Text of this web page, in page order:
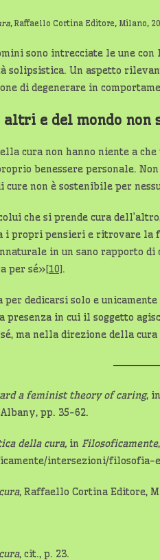
, Raffaello Cortina Editore, Milano,
sono intrecciate le une
solipsistica. Un aspetto
di degenerare in
e del mondo
cura non hanno niente a
benessere personale.
non è sostenibile per
che si prende cura
propri pensieri e ritrovare la
in un sano rapporto di
per sé»[10].
dedicarsi solo e
presenza in cui il soggetto
ma nella direzione della
a feminist theory of caring,
pp. 35-62.
della cura, in Filosoficamente
intersezioni/filosofia-
, Raffaello Cortina Editore,
, cit., p. 23.